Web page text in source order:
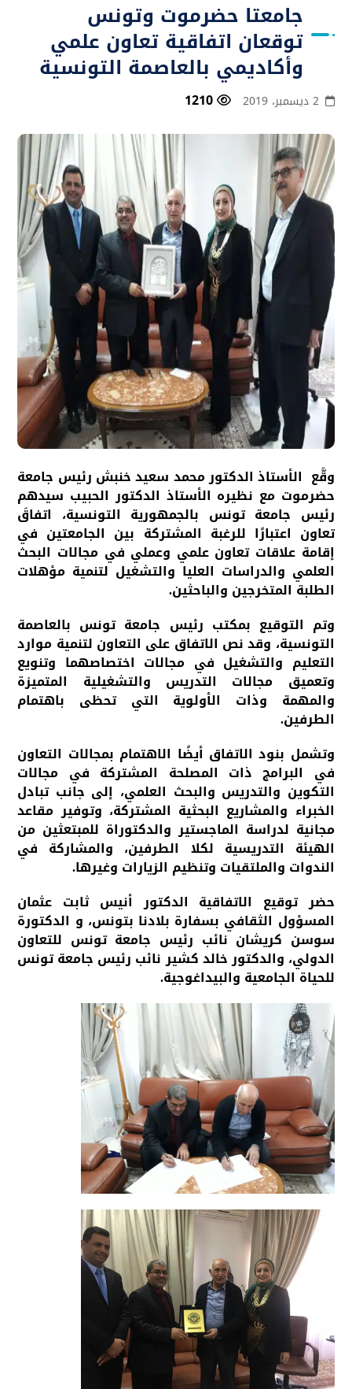
جامعتا حضرموت وتونس
توقعان اتفاقية تعاون علمي
وأكاديمي بالعاصمة التونسية
2 ديسمبر، 2019 1210
وقَّع الأستاذ الدكتور محمد سعيد خنبش رئيس جامعة
حضرموت مع نظيره الأستاذ الدكتور الحبيب سيدهم
رئيس جامعة تونس بالجمهورية التونسية، اتفاقَ
تعاون اعتبارًا للرغبة المشتركة بين الجامعتين في
إقامة علاقات تعاون علمي وعملي في مجالات البحث
العلمي والدراسات العليا والتشغيل لتنمية مؤهلات
الطلبة المتخرجين والباحثين.
وتم التوقيع بمكتب رئيس جامعة تونس بالعاصمة
التونسية، وقد نص الاتفاق على التعاون لتنمية موارد
التعليم والتشغيل في مجالات اختصاصهما وتنويع
وتعميق مجالات التدريس والتشغيلية المتميزة
والمهمة وذات الأولوية التي تحظى باهتمام
الطرفين.
وتشمل بنود الاتفاق أيضًا الاهتمام بمجالات التعاون
في البرامج ذات المصلحة المشتركة في مجالات
التكوين والتدريس والبحث العلمي، إلى جانب تبادل
الخبراء والمشاريع البحثية المشتركة، وتوفير مقاعد
مجانية لدراسة الماجستير والدكتوراة للمبتعثين من
الهيئة التدريسية لكلا الطرفين، والمشاركة في
الندوات والملتقيات وتنظيم الزيارات وغيرها.
حضر توقيع الاتفاقية الدكتور أنيس ثابت عثمان
المسؤول الثقافي بسفارة بلادنا بتونس، و الدكتورة
سوسن كريشان نائب رئيس جامعة تونس للتعاون
الدولي، والدكتور خالد كشير نائب رئيس جامعة تونس
للحياة الجامعية والبيداغوجية.